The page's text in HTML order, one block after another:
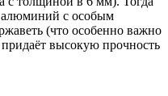
алюминий с особым
(что особенно важно
высокую прочность